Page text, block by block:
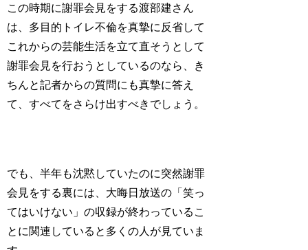
この時期に謝罪会見をする渡部建さん
は、多目的トイレ不倫を真摯に反省して
これからの芸能生活を立て直そうとして
謝罪会見を行おうとしているのなら、き
ちんと記者からの質問にも真摯に答え
て、すべてをさらけ出すべきでしょう。
でも、半年も沈黙していたのに突然謝罪
会見をする裏には、大晦日放送の「笑っ
てはいけない」の収録が終わっているこ
とに関連していると多くの人が見ていま